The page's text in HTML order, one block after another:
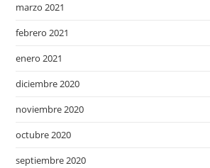
marzo 2021
febrero 2021
enero 2021
diciembre 2020
noviembre 2020
octubre 2020
septiembre 2020